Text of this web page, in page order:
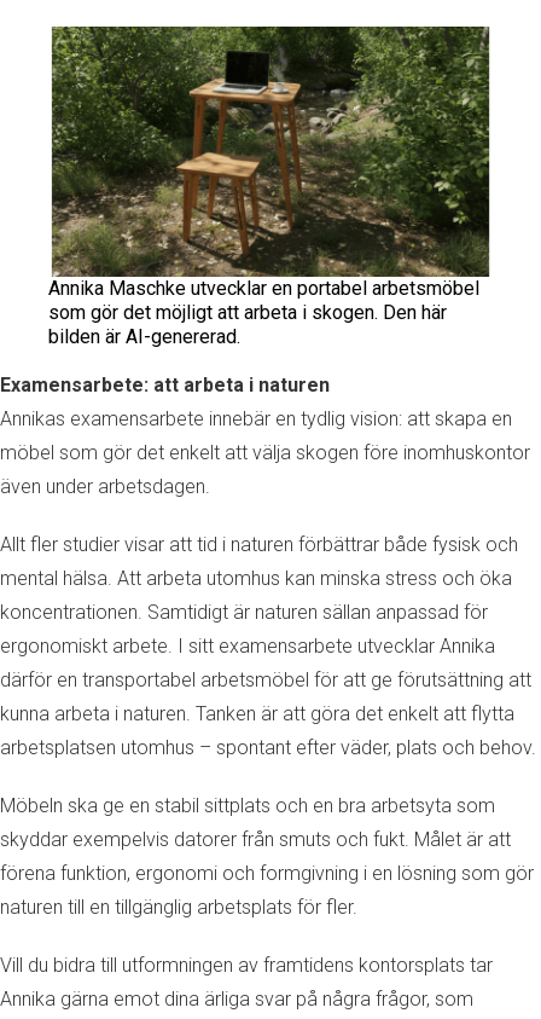
Annika Maschke utvecklar en portabel arbetsmöbel
som gör det möjligt att arbeta i skogen. Den här
bilden är AI-genererad.
Examensarbete: att arbeta i naturen
Annikas examensarbete innebär en tydlig vision: att skapa en
möbel som gör det enkelt att välja skogen före inomhuskontor
även under arbetsdagen.
Allt fler studier visar att tid i naturen förbättrar både fysisk och
mental hälsa. Att arbeta utomhus kan minska stress och öka
koncentrationen. Samtidigt är naturen sällan anpassad för
ergonomiskt arbete. I sitt examensarbete utvecklar Annika
därför en transportabel arbetsmöbel för att ge förutsättning att
kunna arbeta i naturen. Tanken är att göra det enkelt att flytta
arbetsplatsen utomhus – spontant efter väder, plats och behov.
Möbeln ska ge en stabil sittplats och en bra arbetsyta som
skyddar exempelvis datorer från smuts och fukt. Målet är att
förena funktion, ergonomi och formgivning i en lösning som gör
naturen till en tillgänglig arbetsplats för fler.
Vill du bidra till utformningen av framtidens kontorsplats tar
Annika gärna emot dina ärliga svar på några frågor, som